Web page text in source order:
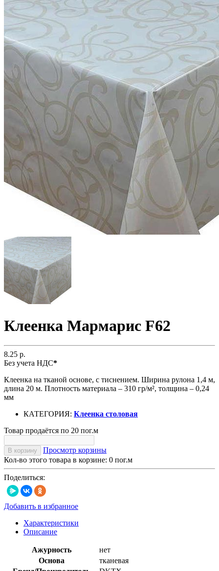
Клеенка Мармарис F62
8.25 р.
Без учета НДС*
Клеенка на тканой основе, с тиснением. Ширина рулона 1,4 м,
длина 20 м. Плотность материала – 310 гр/м², толщина – 0,24
мм
КАТЕГОРИЯ: Клеенка столовая
Товар продаётся по 20 пог.м
В корзину
Просмотр корзины
Кол-во этого товара в корзине: 0 пог.м
Поделиться:
Добавить в избранное
Характеристики
Описание
Ажурность
нет
Основа
тканевая